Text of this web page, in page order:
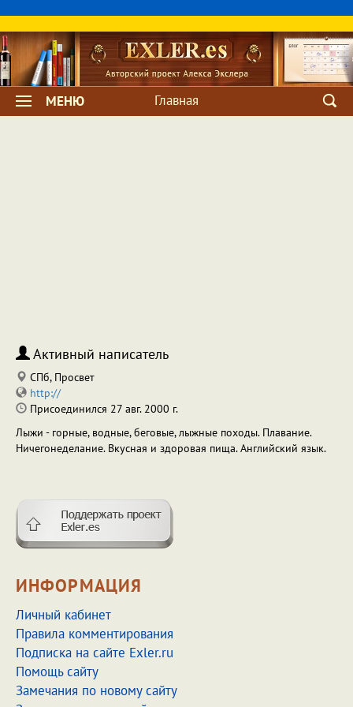
МЕНЮ Главная
Активный написатель
СПб, Просвет
http://
Присоединился 27 авг. 2000 г.
Лыжи - горные, водные, беговые, лыжные походы. Плавание.
Ничегонеделание. Вкусная и здоровая пища. Английский язык.
ИНФОРМАЦИЯ
Личный кабинет
Правила комментирования
Подписка на сайте Exler.ru
Помощь сайту
Замечания по новому сайту